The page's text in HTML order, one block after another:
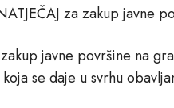
za zakup javne
javne površine na
se daje u svrhu